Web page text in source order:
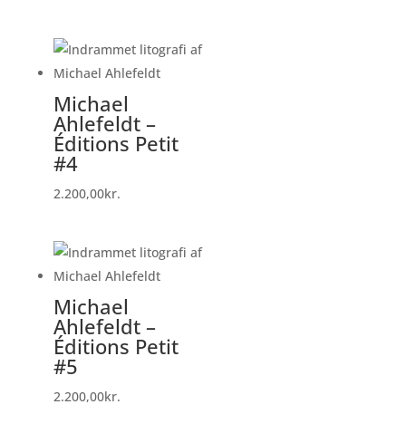
Michael
Ahlefeldt –
Éditions Petit
#4
2.200,00kr.
Michael
Ahlefeldt –
Éditions Petit
#5
2.200,00kr.